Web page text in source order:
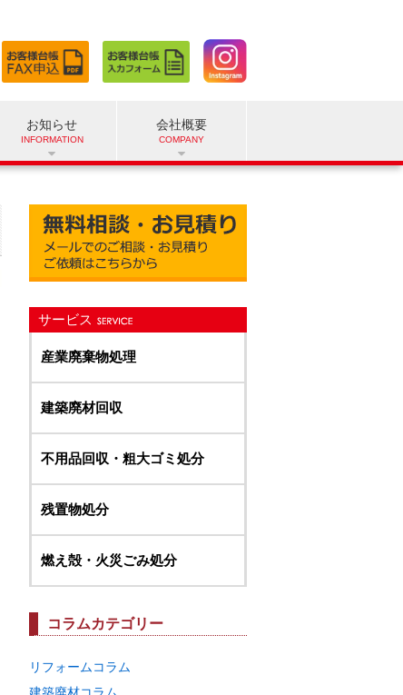
お知らせ 会社概要
サービス
産業廃棄物処理
建築廃材回収
不用品回収・粗大ゴミ処分
残置物処分
燃え殻・火災ごみ処分
コラムカテゴリー
リフォームコラム